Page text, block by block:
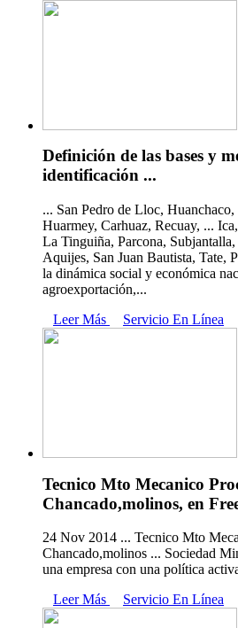
Definición de las bases y
identificación ...
... San Pedro de Lloc,
Huarmey, Carhuaz, Recuay, ...
La Tinguiña, Parcona,
Aquijes, San Juan Bautista, Tate,
la dinámica social y económica
agroexportación,...
Leer Más
Servicio En Línea
Tecnico Mto Mecanico
Chancado,molinos, en
24 Nov 2014 ... Tecnico Mto
Chancado,molinos ... Sociedad
una empresa con una política
Leer Más
Servicio En Línea